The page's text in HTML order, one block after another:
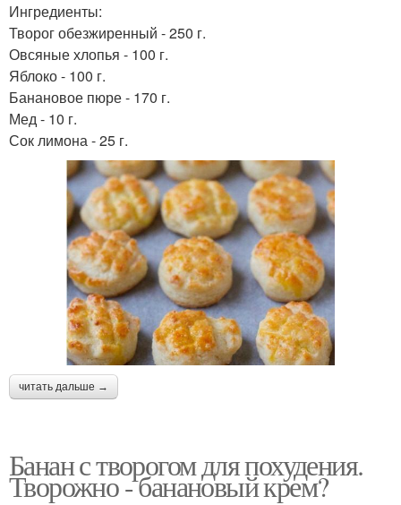
Ингредиенты:
Творог обезжиренный - 250 г.
Овсяные хлопья - 100 г.
Яблоко - 100 г.
Банановое пюре - 170 г.
Мед - 10 г.
Сок лимона - 25 г.
читать дальше →
Банан с творогом для похудения.
Творожно - банановый крем?